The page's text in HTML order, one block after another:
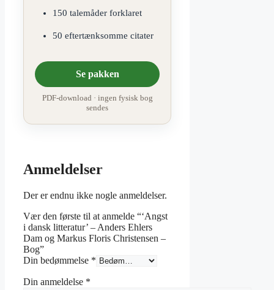
150 talemåder forklaret
50 eftertænksomme citater
Se pakken
PDF-download · ingen fysisk bog
sendes
Anmeldelser
Der er endnu ikke nogle anmeldelser.
Vær den første til at anmelde “‘Angst
i dansk litteratur’ – Anders Ehlers
Dam og Markus Floris Christensen –
Bog”
Din bedømmelse *
Din anmeldelse *